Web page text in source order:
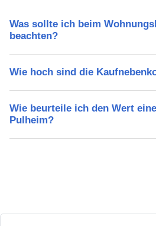
Was sollte ich beim
beachten?
Wie hoch sind die
Wie beurteile ich den Wert
Pulheim?